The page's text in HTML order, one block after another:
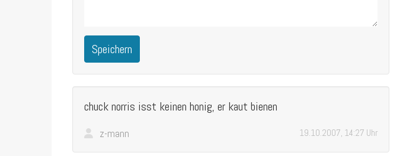
Speichern
chuck norris isst keinen honig, er kaut bienen
z-mann 19.10.2007, 14:27 Uhr